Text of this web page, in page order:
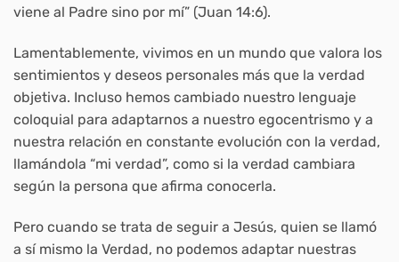
viene al Padre sino por mí” (Juan 14:6).
Lamentablemente, vivimos en un mundo que valora los
sentimientos y deseos personales más que la verdad
objetiva. Incluso hemos cambiado nuestro lenguaje
coloquial para adaptarnos a nuestro egocentrismo y a
nuestra relación en constante evolución con la verdad,
llamándola “mi verdad”, como si la verdad cambiara
según la persona que afirma conocerla.
Pero cuando se trata de seguir a Jesús, quien se llamó
a sí mismo la Verdad, no podemos adaptar nuestras